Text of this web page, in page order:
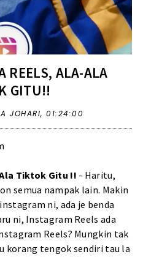
REELS, ALA-ALA
GITU!!
JOHARI, 01:24:00
Tiktok Gitu !! - Haritu,
semua nampak lain. Makin
ni, ada je benda
ni, Instagram Reels ada
Reels? Mungkin tak
korang tengok sendiri tau la